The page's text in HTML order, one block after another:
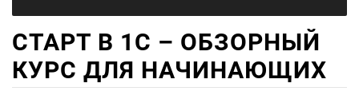
СТАРТ В 1С – ОБЗОРНЫЙ
КУРС ДЛЯ НАЧИНАЮЩИХ